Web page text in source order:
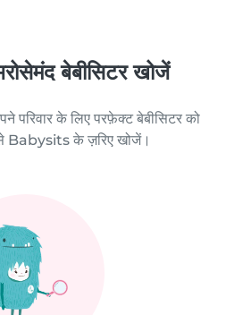
बेबीसिटर खोजें
परिवार के लिए परफ़ेक्ट बेबीसिटर को
Babysits के ज़रिए खोजें।